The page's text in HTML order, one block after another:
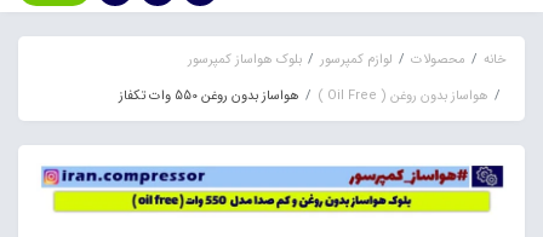
خانه محصولات لوازم کمپرسور
بلوک هواساز کمپرسور
هواساز بدون روغن ( Oil Free )
هواساز بدون روغن 550 وات تکفاز